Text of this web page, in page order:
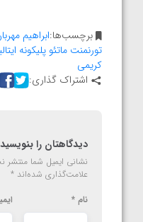
برچسب‌ها:ابراهیم
تورنمنت ماتئو پلیکونه
کریمی
اشتراک گذاری:
دیدگاهتان را بنویسید
نشانی ایمیل شما منتشر
علامت‌گذاری شده‌اند *
نام *